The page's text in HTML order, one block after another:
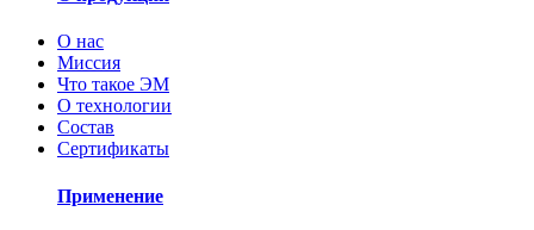
О нас
Миссия
Что такое ЭМ
О технологии
Состав
Сертификаты
Применение